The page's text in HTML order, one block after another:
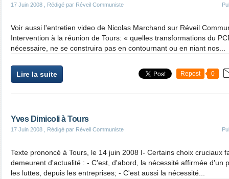
17 Juin 2008 , Rédigé par Réveil Communiste
Voir aussi l'entretien video de Nicolas Marchand sur Réveil
Intervention à la réunion de Tours: « quelles transformations du
nécessaire, ne se construira pas en contournant ou en niant nos...
Lire la suite Repost 0
Yves Dimicoli à Tours
17 Juin 2008 , Rédigé par Réveil Communiste
Texte prononcé à Tours, le 14 juin 2008 I- Certains choix cruciaux
demeurent d'actualité : - C'est, d'abord, la nécessité affirmée d'un
les luttes, depuis les entreprises; - C'est aussi la nécessité...